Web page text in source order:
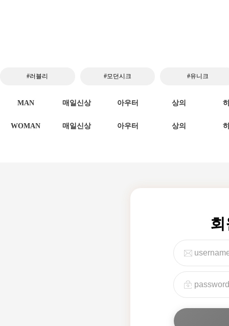
#러블리 #모던시크 #유니크
MAN 매일신상 아우터 상의
WOMAN 매일신상 아우터 상의